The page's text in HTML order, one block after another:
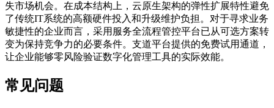
失市场机会。在成本结构上，云原生架构的弹性扩展特性避免
了传统IT系统的高额硬件投入和升级维护负担。对于寻求业务
敏捷性的企业而言，采用服务全流程管控平台已从可选方案转
变为保持竞争力的必要条件。支道平台提供的免费试用通道，
让企业能够零风险验证数字化管理工具的实际效能。
常见问题